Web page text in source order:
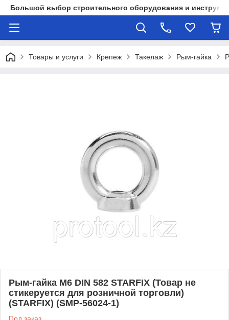
Большой выбор строительного оборудования и
Товары и услуги Крепеж Такелаж Рым-гайка
Рым-гайка М6 DIN 582 STARFIX (Товар не
стикеруется для розничной торговли)
(STARFIX) (SMP-56024-1)
Под заказ